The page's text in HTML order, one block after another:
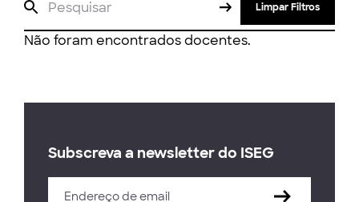
Limpar Filtros
Não foram encontrados docentes.
Subscreva a newsletter do ISEG